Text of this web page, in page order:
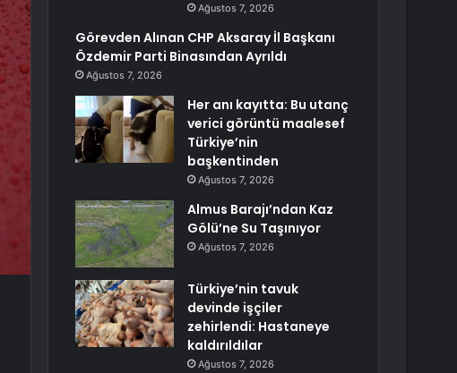
Ağustos 7, 2026
Görevden Alınan CHP Aksaray İl Başkanı
Özdemir Parti Binasından Ayrıldı
Ağustos 7, 2026
Her anı kayıtta: Bu utanç
verici görüntü maalesef
Türkiye’nin
başkentinden
Ağustos 7, 2026
Almus Barajı’ndan Kaz
Gölü’ne Su Taşınıyor
Ağustos 7, 2026
Türkiye’nin tavuk
devinde işçiler
zehirlendi: Hastaneye
kaldırıldılar
Ağustos 7, 2026